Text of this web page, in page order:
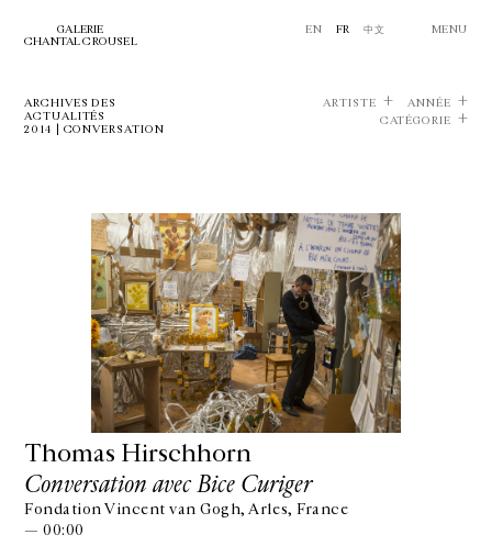
GALERIE
CHANTAL CROUSEL
EN FR 中文 MENU
ARCHIVES DES
ACTUALITÉS
2014 | CONVERSATION
ARTISTE
ANNÉE
CATÉGORIE
Thomas Hirschhorn
Conversation avec Bice Curiger
Fondation Vincent van Gogh, Arles, France
— 00:00